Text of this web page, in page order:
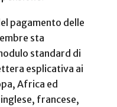
pagamento delle
sta
standard di
esplicativa ai
Africa ed
francese,